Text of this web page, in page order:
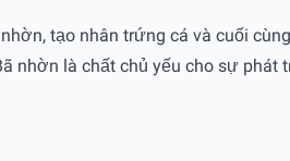
tạo nhân trứng cá và cuối
là chất chủ yếu cho sự phát